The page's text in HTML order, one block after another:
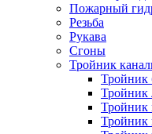
Пожарный
Резьба
Рукава
Сгоны
Тройник
Тройник
Тройник
Тройник